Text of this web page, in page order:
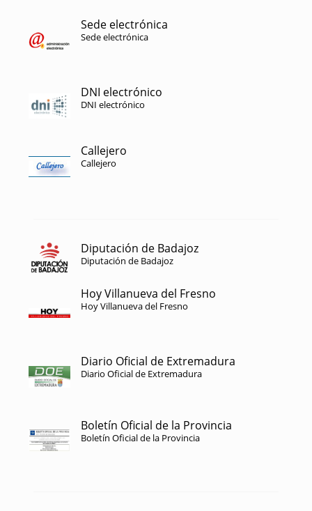
Sede electrónica
Sede electrónica
DNI electrónico
DNI electrónico
Callejero
Callejero
Diputación de Badajoz
Diputación de Badajoz
Hoy Villanueva del Fresno
Hoy Villanueva del Fresno
Diario Oficial de Extremadura
Diario Oficial de Extremadura
Boletín Oficial de la Provincia
Boletín Oficial de la Provincia